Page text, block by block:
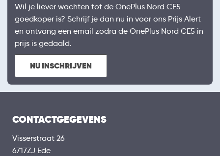
Wil je liever wachten tot de OnePlus Nord CE5
goedkoper is? Schrijf je dan nu in voor ons Prijs Alert
en ontvang een email zodra de OnePlus Nord CE5 in
prijs is gedaald.
NU INSCHRIJVEN
CONTACTGEGEVENS
Visserstraat 26
6717ZJ Ede